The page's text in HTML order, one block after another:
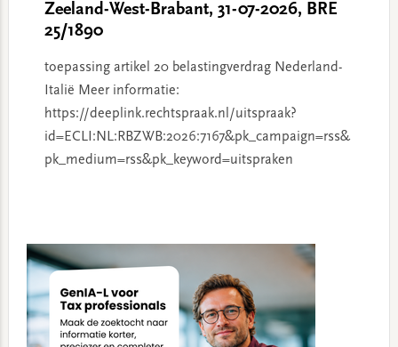
Zeeland-West-Brabant, 31-07-2026, BRE
25/1890
toepassing artikel 20 belastingverdrag Nederland-
Italië Meer informatie:
https://deeplink.rechtspraak.nl/uitspraak?
id=ECLI:NL:RBZWB:2026:7167&pk_campaign=rss&
pk_medium=rss&pk_keyword=uitspraken
Sidebar